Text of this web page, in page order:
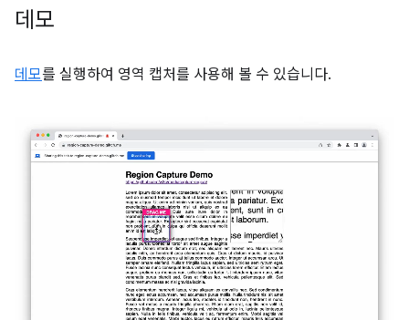
데모
데모를 실행하여 영역 캡처를 사용해 볼 수 있습니다.